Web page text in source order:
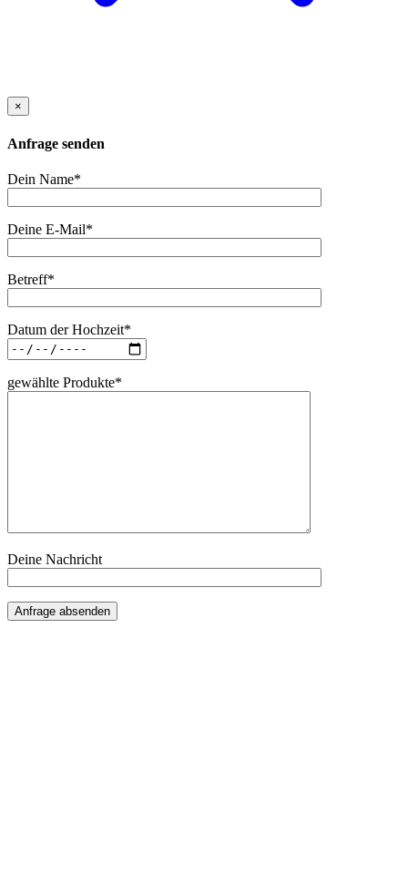
×
Anfrage senden
Dein Name*
Deine E-Mail*
Betreff*
Datum der Hochzeit*
gewählte Produkte*
Deine Nachricht
Anfrage absenden